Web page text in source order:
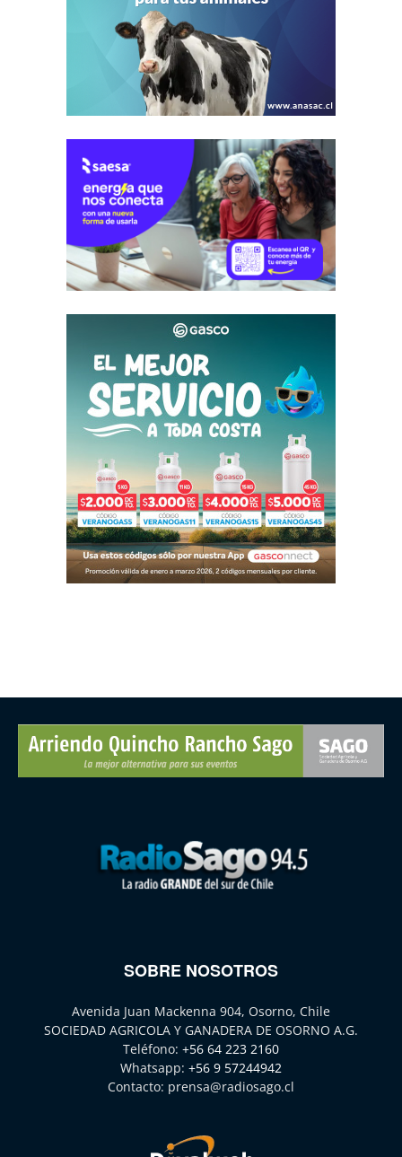
SOBRE NOSOTROS
Avenida Juan Mackenna 904, Osorno, Chile
SOCIEDAD AGRICOLA Y GANADERA DE OSORNO A.G.
Teléfono: +56 64 223 2160
Whatsapp: +56 9 57244942
Contacto: prensa@radiosago.cl